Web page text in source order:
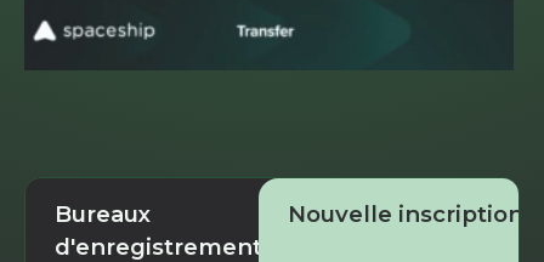
Bureaux
d'enregistrement
Nouvelle inscription